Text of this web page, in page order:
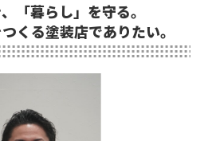
「暮らし」を守る。
くる塗装店でありたい。